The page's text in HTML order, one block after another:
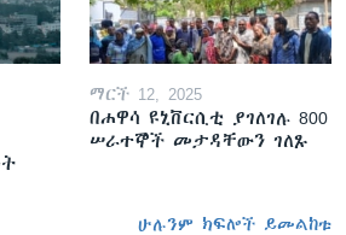
ማርች 12, 2025
በሐዋሳ ዩኒቨርሲቲ ያገለገሉ 800
ሠራተኞች መታዳቸውን ገለጹ
ሁሉንም ክፍሎች ይመልከቱ